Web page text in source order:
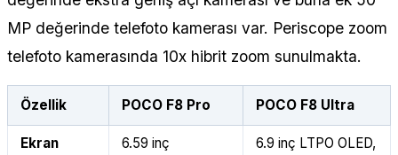
MP değerinde telefoto kamerası var. Periscope zoom
telefoto kamerasında 10x hibrit zoom sunulmakta.
Özellik POCO F8 Pro POCO F8 Ultra
Ekran
6.59 inç
6.9 inç LTPO OLED,